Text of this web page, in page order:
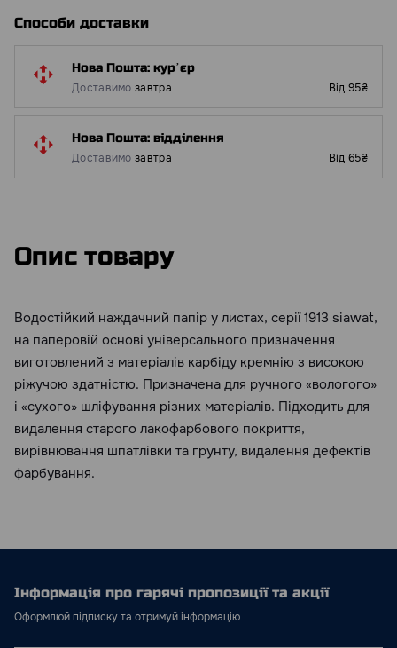
Способи доставки
Нова Пошта: курʼєр
Доставимо завтра Від 95₴
Нова Пошта: відділення
Доставимо завтра Від 65₴
Опис товару
Водостійкий наждачний папір у листах, серії 1913 siawat,
на паперовій основі універсального призначення
виготовлений з матеріалів карбіду кремнію з високою
ріжучою здатністю. Призначена для ручного «вологого»
і «сухого» шліфування різних матеріалів. Підходить для
видалення старого лакофарбового покриття,
вирівнювання шпатлівки та грунту, видалення дефектів
фарбування.
Інформація про гарячі пропозиції та акції
Оформлюй підписку та отримуй інформацію